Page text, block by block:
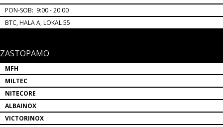
PON-SOB: 9:00 - 20:00
BTC, HALA A, LOKAL 55
ZASTOPAMO
MFH
MILTEC
NITECORE
ALBAINOX
VICTORINOX